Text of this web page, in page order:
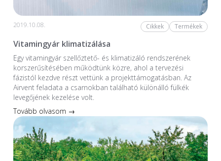
2019.10.08. Cikkek Termékek
Vitamingyár klimatizálása
Egy vitamingyár szellőztető- és klimatizáló rendszerének
korszerűsítésében működtünk közre, ahol a tervezési
fázistól kezdve részt vettünk a projekttámogatásban. Az
Airvent feladata a csarnokban található különálló fülkék
levegőjének kezelése volt.
Tovább olvasom →